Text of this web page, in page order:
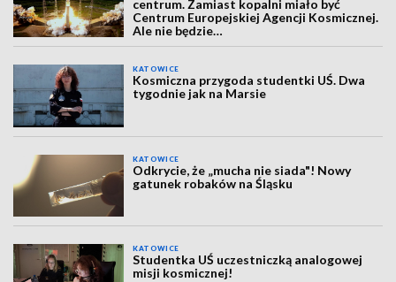
centrum. Zamiast kopalni miało być
Centrum Europejskiej Agencji Kosmicznej.
Ale nie będzie…
KATOWICE
Kosmiczna przygoda studentki UŚ. Dwa
tygodnie jak na Marsie
KATOWICE
Odkrycie, że „mucha nie siada"! Nowy
gatunek robaków na Śląsku
KATOWICE
Studentka UŚ uczestniczką analogowej
misji kosmicznej!